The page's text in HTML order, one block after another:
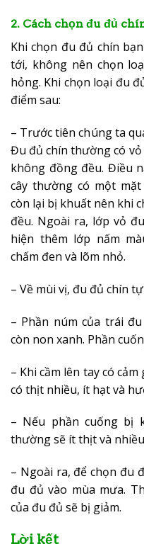
2. Cách chọn đu đủ
Khi chọn đu đủ chín
tới, không nên chọn
hỏng. Khi chọn loại đu
điểm sau:
– Trước tiên chúng ta
Đu đủ chín thường có
không đồng đều. Điều
cây thường có một
còn lại bị khuất nên khi
đều. Ngoài ra, lớp vỏ
hiện thêm lớp nấm
chấm đen và lõm nhỏ.
– Về mùi vị, đu đủ chín
– Phần núm của trái
còn non xanh. Phần
– Khi cầm lên tay có
có thịt nhiều, ít hạt và
– Nếu phần cuống
thường sẽ ít thịt và
– Ngoài ra, để chọn đu
đu đủ vào mùa mưa.
của đu đủ sẽ bị giảm.
Lời kết